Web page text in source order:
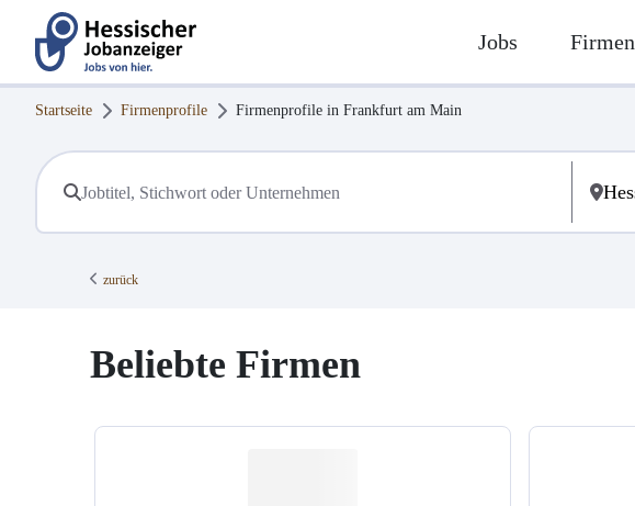
Jobs Firmen
Startseite Firmenprofile Firmenprofile in Frankfurt am Main
zurück
Beliebte Firmen